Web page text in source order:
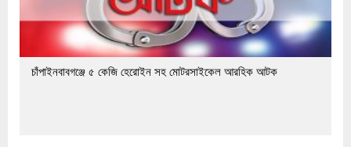
চাঁপাইনবাবগঞ্জে ৫ কেজি হেরোইন সহ মোটরসাইকেল আরহিক আটক